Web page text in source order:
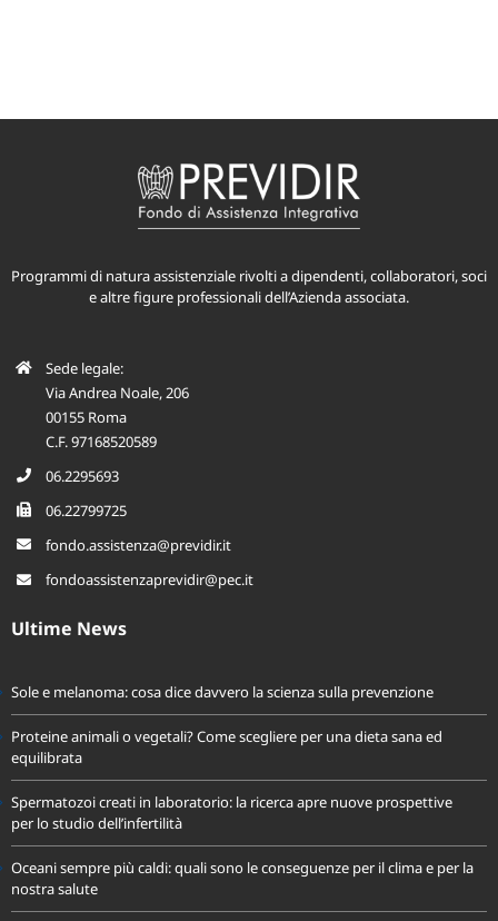
Programmi di natura assistenziale rivolti a dipendenti, collaboratori, soci
e altre figure professionali dell’Azienda associata.
Sede legale:
Via Andrea Noale, 206
00155 Roma
C.F. 97168520589
06.2295693
06.22799725
fondo.assistenza@previdir.it
fondoassistenzaprevidir@pec.it
Ultime News
Sole e melanoma: cosa dice davvero la scienza sulla prevenzione
Proteine animali o vegetali? Come scegliere per una dieta sana ed
equilibrata
Spermatozoi creati in laboratorio: la ricerca apre nuove prospettive
per lo studio dell’infertilità
Oceani sempre più caldi: quali sono le conseguenze per il clima e per la
nostra salute